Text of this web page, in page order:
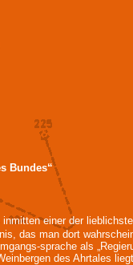
Bundes“
einer der
das man dort
sprache als
des Ahrtales